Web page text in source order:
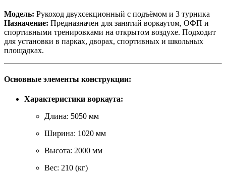
Модель: Рукоход двухсекционный с подъёмом и 3 турника
Назначение: Предназначен для занятий воркаутом, ОФП и
спортивными тренировками на открытом воздухе. Подходит
для установки в парках, дворах, спортивных и школьных
площадках.
Основные элементы конструкции:
Характеристики воркаута:
Длина: 5050 мм
Ширина: 1020 мм
Высота: 2000 мм
Вес: 210 (кг)